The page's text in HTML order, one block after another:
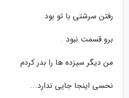
رفتن سرشتی با تو بود
برو قسمت نبود .
من دیگر سیزده ها را بدر کردم
نحسی اینجا جایی ندارد...